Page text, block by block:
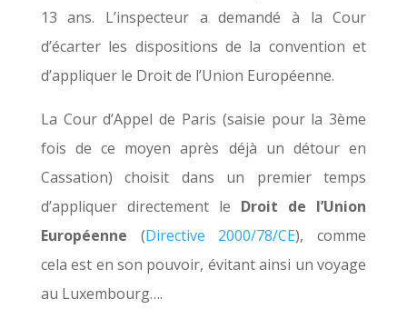
13 ans. L’inspecteur a demandé à la Cour
d’écarter les dispositions de la convention et
d’appliquer le Droit de l’Union Européenne.
La Cour d’Appel de Paris (saisie pour la 3ème
fois de ce moyen après déjà un détour en
Cassation) choisit dans un premier temps
d’appliquer directement le Droit de l’Union
Européenne (Directive 2000/78/CE), comme
cela est en son pouvoir, évitant ainsi un voyage
au Luxembourg….